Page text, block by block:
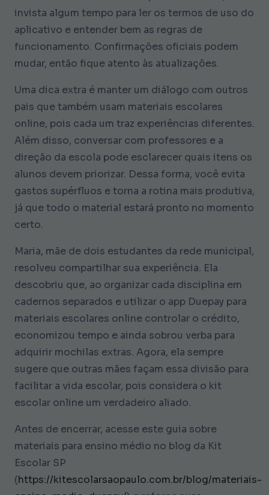
invista algum tempo para ler os termos de uso do
aplicativo e entender bem as regras de
funcionamento. Confirmações oficiais podem
mudar, então fique atento às atualizações.
Uma dica extra é manter um diálogo com outros
pais que também usam materiais escolares
online, pois cada um traz experiências diferentes.
Além disso, conversar com professores e a
direção da escola pode esclarecer quais itens os
alunos devem priorizar. Dessa forma, você evita
gastos supérfluos e torna a rotina mais produtiva,
já que todo o material estará pronto no momento
certo.
Maria, mãe de dois estudantes da rede municipal,
resolveu compartilhar sua experiência. Ela
descobriu que, ao organizar cada disciplina em
cadernos separados e utilizar o app Duepay para
materiais escolares online controlar o crédito,
economizou tempo e ainda sobrou verba para
adquirir mochilas extras. Agora, ela sempre
sugere que outras mães façam essa divisão para
facilitar a vida escolar, pois considera o kit
escolar online um verdadeiro aliado.
Antes de encerrar, acesse este guia sobre
materiais para ensino médio no blog da Kit
Escolar SP
(https://kitescolarsaopaulo.com.br/blog/materiais-